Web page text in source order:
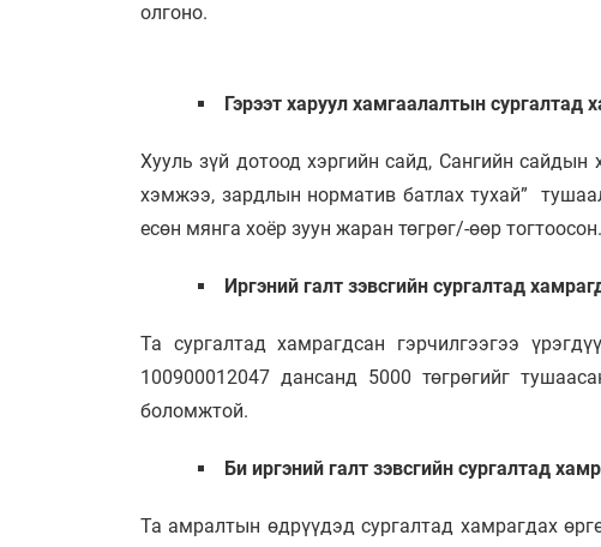
олгоно.
Гэрээт харуул хамгаалалтын сургалтад
Хууль зүй дотоод хэргийн сайд, Сангийн
хэмжээ, зардлын норматив батлах тухай”
есөн мянга хоёр зуун жаран төгрөг/-өөр тогтоосон.
Иргэний галт зэвсгийн сургалтад
Та сургалтад хамрагдсан гэрчилгээгээ
100900012047 дансанд 5000 төгрөгийг
боломжтой.
Би иргэний галт зэвсгийн сургалтад
Та амралтын өдрүүдэд сургалтад хамрагдах